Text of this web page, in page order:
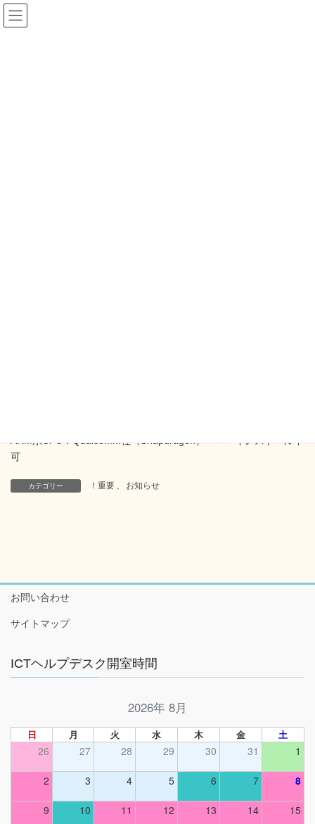
コ
ン
ナ
ビ
ARM系CPU：Qualcomm社（Snapdragon） → インストール不
可
カテゴリー ！重要 、 お知らせ
お問い合わせ
サイトマップ
ICTヘルプデスク開室時間
2026年 8月
日 月 火 水 木 金 土
26 27 28 29 30 31 1
2 3 4 5 6 7 8
9 10 11 12 13 14 15